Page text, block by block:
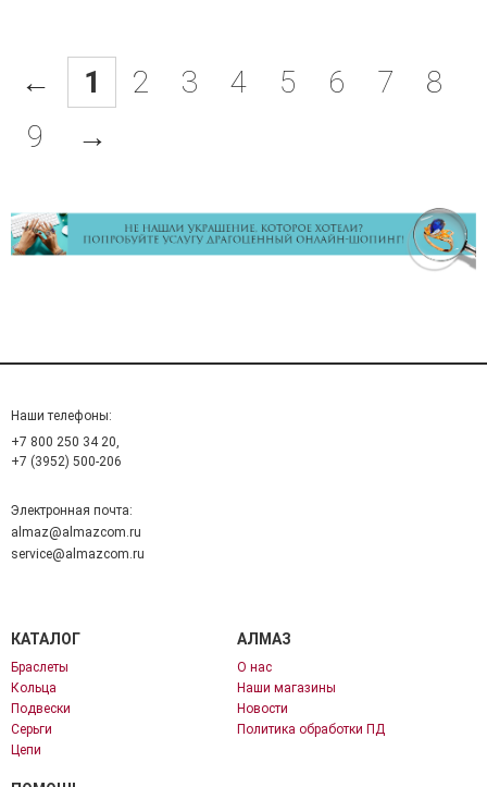
← 1 2 3 4 5 6 7
8
9
→
Наши телефоны:
+7 800 250 34 20,
+7 (3952) 500-206
Электронная почта:
almaz@almazcom.ru
service@almazcom.ru
КАТАЛОГ
Браслеты
Кольца
Подвески
Серьги
Цепи
АЛМАЗ
О нас
Наши магазины
Новости
Политика обработки ПД